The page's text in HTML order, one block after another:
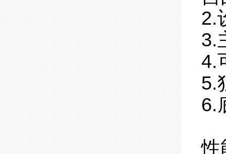
2.
3.
4.
5.
6.
性